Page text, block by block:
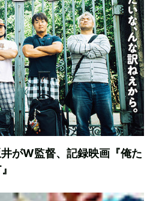
がW監督、記録映画『俺た